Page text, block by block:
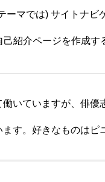
マでは) サイトナ
紹介ページを作成す
いていますが、俳
す。好きなものはピ